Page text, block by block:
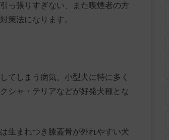
っ張りすぎない、また喫煙者の方
策法になります。
てしまう病気。小型犬に特に多く
シャ・テリアなどが好発犬種とな
生まれつき膝蓋骨が外れやすい犬